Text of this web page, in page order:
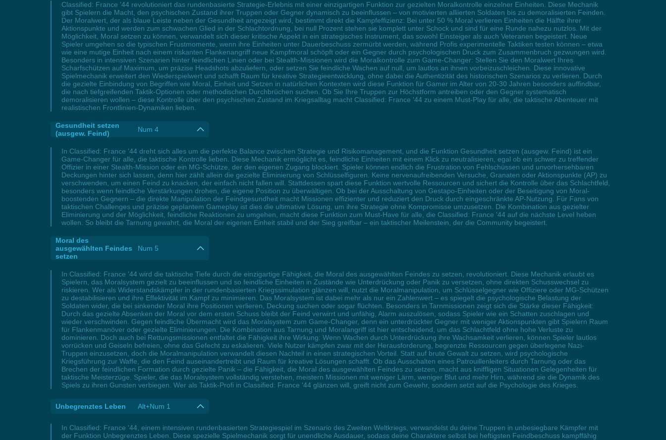
Classified: France '44 revolutioniert das rundenbasierte Strategie-Erlebnis mit einer einzigartigen Funktion zur gezielten Moralkontrolle einzelner Einheiten. Diese Mechanik
gibt Spielern die Macht, den psychischen Zustand ihrer Truppen oder Gegner dynamisch zu beeinflussen – von motivierten alliierten Soldaten bis zu demoralisierten Feinden.
Der Moralwert, der als blaue Leiste neben der Gesundheit angezeigt wird, bestimmt direkt die Kampfeffizienz: Bei unter 50 % Moral verlieren Einheiten die Hälfte ihrer
Aktionspunkte und werden zum schwachen Glied in der Schlachtordnung, bei null Prozent stehen sie komplett unter Schock und sind für eine Runde nahezu nutzlos. Mit der
Möglichkeit, Moral setzen zu können, verwandelt sich dieser kritische Aspekt in ein strategisches Instrument, das sowohl Einsteiger als auch Veteranen begeistert. Neue
Spieler umgehen so die typischen Frustmomente, wenn ihre Einheiten unter Dauerbeschuss zermürbt werden, während Profis experimentelle Taktiken testen können – etwa
wie eine mutige Einheit nach einem riskanten Flankenangriff neue Kampfmoral schöpft oder ein Gegner durch psychologischen Druck zum Zusammenbruch gezwungen wird.
Besonders in intensiven Szenarien hinter feindlichen Linien oder bei Stealth-Missionen wird die Moralkontrolle zum Game-Changer: Stellen Sie den Moralwert Ihres
Scharfschützen auf Maximum, um präzise Headshots abzuliefern, oder setzen Sie feindliche Wachen auf null, um lautlos an ihnen vorbeizuschleichen. Diese innovative
Spielmechanik erweitert den Wiederspielwert und schafft Raum für kreative Strategieentwicklung, ohne dabei die Authentizität des historischen Szenarios zu verlieren. Durch
die gezielte Einbindung von Begriffen wie Moral, Einheit und Setzen in natürlichen Kontexten wird diese Funktion für Gamer im Alter von 20-30 Jahren besonders auffindbar,
die nach tiefgreifenden Taktik-Optionen oder methodischen Durchbrüchen suchen. Ob Sie Ihre Truppen zur Höchstform antreiben oder den Gegner systematisch
demoralisieren wollen – diese Kontrolle über den psychischen Zustand im Kriegsalltag macht Classified: France '44 zu einem Must-Play für alle, die taktische Abenteuer mit
realistischen Frontlinien-Dynamiken lieben.
Gesundheit setzen
(ausgew. Feind)
Num 4
In Classified: France '44 dreht sich alles um die perfekte Balance zwischen Strategie und Risikomanagement, und die Funktion Gesundheit setzen (ausgew. Feind) ist ein
Game-Changer für alle, die taktische Kontrolle lieben. Diese Mechanik ermöglicht es, feindliche Einheiten mit einem Klick zu neutralisieren, egal ob ein schwer zu treffender
Offizier in einer Stealth-Mission oder ein MG-Schütze, der den eigenen Zugang blockiert. Spieler können endlich die Frustration von Fehlschüssen und unvorhersehbaren
Deckungen hinter sich lassen, denn hier zählt allein die gezielte Eliminierung von Schlüsselfiguren. Keine nervenaufreibenden Versuche, Granaten oder Aktionspunkte (AP) zu
verschwenden, um einen Feind zu knacken, der einfach nicht fallen will. Stattdessen spart diese Funktion wertvolle Ressourcen und sichert die Kontrolle über das Schlachtfeld,
besonders wenn feindliche Verstärkungen drohen, die eigene Position zu überwältigen. Ob bei der Ausschaltung von Gestapo-Einheiten oder der Beseitigung von Moral-
boostenden Gegnern – die direkte Manipulation der Feindgesundheit macht Missionen effizienter und reduziert den Druck durch eingeschränkte AP-Nutzung. Für Fans von
taktischen Challenges und präzise geplantem Gameplay ist dies die ultimative Lösung, um ihre Strategie ohne Kompromisse umzusetzen. Die Kombination aus gezielter
Eliminierung und der Möglichkeit, feindliche Reaktionen zu umgehen, macht diese Funktion zum Must-Have für alle, die Classified: France '44 auf die nächste Level heben
wollen. So bleibt die Tarnung gewahrt, die Moral der eigenen Einheit stabil und der Sieg greifbar – ein taktischer Meilenstein, der die Community begeistert.
Moral des
ausgewählten Feindes
setzen
Num 5
In Classified: France '44 wird die taktische Tiefe durch die einzigartige Fähigkeit, die Moral des ausgewählten Feindes zu setzen, revolutioniert. Diese Mechanik erlaubt es
Spielern, das Moralsystem gezielt zu beeinflussen und so feindliche Einheiten in Zustände wie Unterdrückung oder Panik zu versetzen, ohne direkten Schusswechsel zu
riskieren. Wer als Widerstandskämpfer in der rundenbasierten Kriegssimulation glänzen will, nutzt die Moralmanipulation, um Schlüsselgegner wie Offiziere oder MG-Schützen
zu destabilisieren und ihre Effektivität im Kampf zu minimieren. Das Moralsystem ist dabei mehr als nur ein Zahlenwert – es spiegelt die psychologische Belastung der
Soldaten wider, die bei sinkender Moral ihre Positionen verlieren, Deckung suchen oder sogar flüchten. Besonders in Tarnmissionen zeigt sich die Stärke dieser Fähigkeit:
Durch das gezielte Absenken der Moral vor dem ersten Schuss bleibt der Feind verwirrt und unfähig, Alarm auszulösen, sodass Spieler wie ein Schatten zuschlagen und
wieder verschwinden. Gegen feindliche Übermacht wird das Moralsystem zum Game-Changer, denn ein unterdrückter Gegner mit weniger Aktionspunkten gibt Spielern Raum
für Flankenmanöver oder gezielte Eliminierungen. Die Kombination aus Tarnung und Moralangriff ist hier entscheidend, um das Schlachtfeld ohne hohe Verluste zu
dominieren. Doch auch bei Rettungsmissionen entfaltet die Fähigkeit ihre Wirkung: Wenn Wachen durch Unterdrückung ihre Wachsamkeit verlieren, können Spieler lautlos
vorrücken und Geiseln befreien, ohne das Gefecht zu eskalieren. Viele Nutzer kämpfen zwar mit der Herausforderung, begrenzte Ressourcen gegen überlegene Nazi-
Truppen einzusetzen, doch die Moralmanipulation verwandelt diesen Nachteil in einen strategischen Vorteil. Statt auf brute Gewalt zu setzen, wird psychologische
Kriegsführung zur Waffe, die den Feind auseinandertreibt und Raum für kreative Lösungen schafft. Ob das Ausschalten eines Patrouillenleiters durch Tarnung oder das
Brechen der feindlichen Formation durch gezielte Panik – die Fähigkeit, die Moral des ausgewählten Feindes zu setzen, macht aus kniffligen Situationen Gelegenheiten für
taktische Meisterzüge. Spieler, die das Moralsystem vollständig verstehen, meistern Missionen mit weniger Lärm, weniger Blut und mehr Hirn, während sie die Dynamik des
Spiels zu ihren Gunsten verbiegen. Wer als Taktik-Profi in Classified: France '44 glänzen will, greift nicht zum Gewehr, sondern setzt auf die Psychologie des Krieges.
Unbegrenztes Leben Alt+Num 1
In Classified: France '44, einem intensiven rundenbasierten Strategiespiel im Szenario des Zweiten Weltkriegs, verwandelst du deine Truppen in unbesiegbare Kämpfer mit
der Funktion Unbegrenztes Leben. Diese spezielle Spielmechanik sorgt für unendliche Ausdauer, sodass deine Charaktere selbst bei heftigsten Feindbeschuss kampffähig